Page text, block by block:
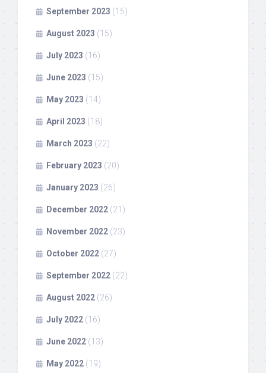
September 2023 (15)
August 2023 (15)
July 2023 (16)
June 2023 (15)
May 2023 (14)
April 2023 (18)
March 2023 (22)
February 2023 (20)
January 2023 (26)
December 2022 (21)
November 2022 (23)
October 2022 (27)
September 2022 (22)
August 2022 (26)
July 2022 (16)
June 2022 (13)
May 2022 (19)